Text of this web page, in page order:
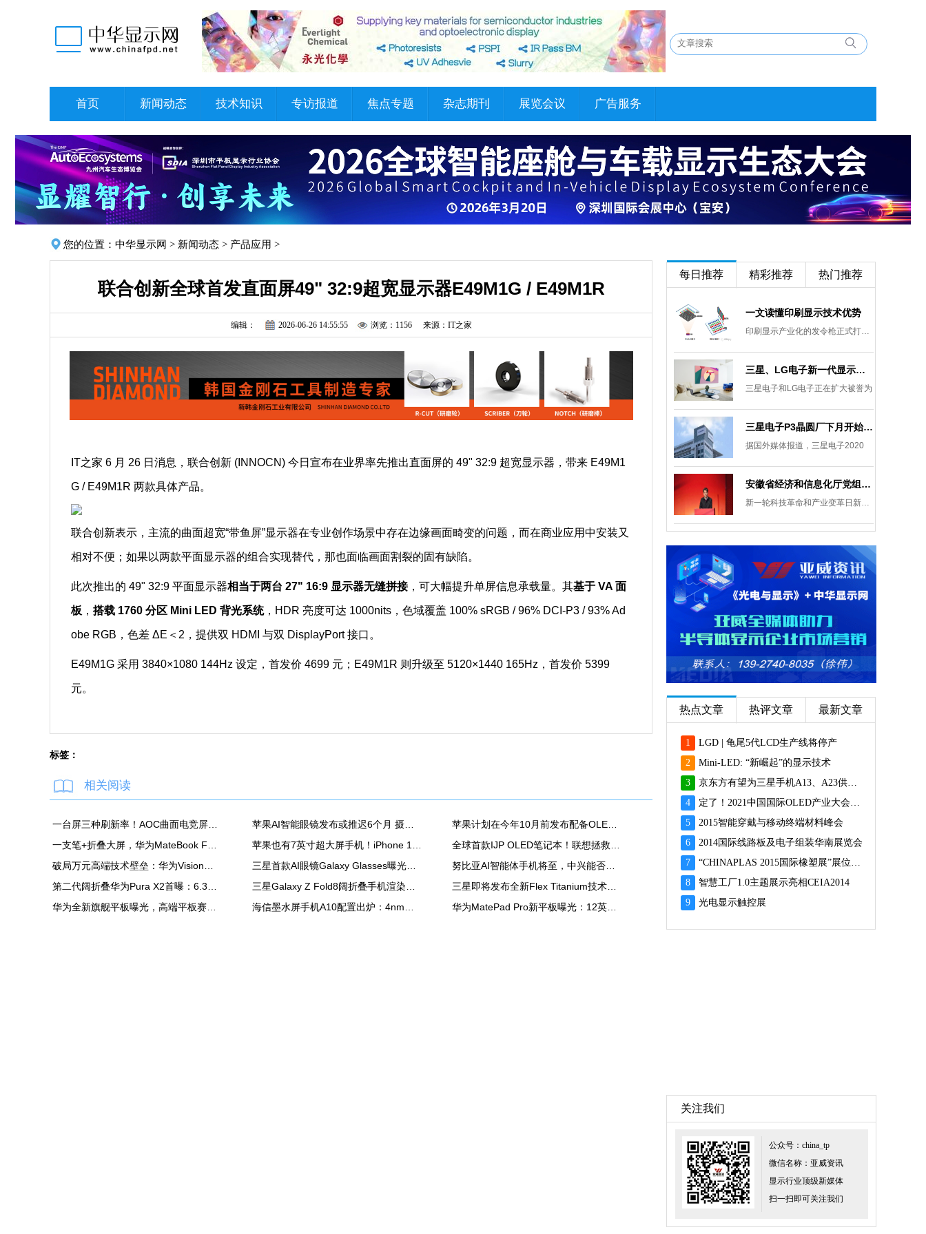
首页 新闻动态 技术知识 专访报道 焦点专题 杂志期刊 展览会议 广告服务
您的位置： 中华显示网 > 新闻动态 > 产品应用 >
联合创新全球首发直面屏49" 32:9超宽显示器E49M1G / E49M1R
编辑： 2026-06-26 14:55:55 浏览：1156 来源：IT之家
IT之家 6 月 26 日消息，联合创新 (INNOCN) 今日宣布在业界率先推出直面屏的 49" 32:9 超宽显示器，带来 E49M1
G / E49M1R 两款具体产品。
联合创新表示，主流的曲面超宽“带鱼屏”显示器在专业创作场景中存在边缘画面畸变的问题，而在商业应用中安装又
相对不便；如果以两款平面显示器的组合实现替代，那也面临画面割裂的固有缺陷。
此次推出的 49" 32:9 平面显示器相当于两台 27" 16:9 显示器无缝拼接，可大幅提升单屏信息承载量。其基于 VA 面
板 ， 搭载 1760 分区 Mini LED 背光系统，HDR 亮度可达 1000nits，色域覆盖 100% sRGB / 96% DCI-P3 / 93% Ad
obe RGB，色差 ΔE＜2，提供双 HDMI 与双 DisplayPort 接口。
E49M1G 采用 3840×1080 144Hz 设定，首发价 4699 元；E49M1R 则升级至 5120×1440 165Hz，首发价 5399
元。
标签：
相关阅读
每日推荐 精彩推荐 热门推荐
一文读懂印刷显示技术优势
印刷显示产业化的发令枪正式打响。
三星、LG电子新一代显示发展目标：集中扩大Micro LED 应用产品线
三星电子和LG电子正在扩大被誉为
三星电子P3晶圆厂下月开始安装设备，计划下半年建成
据国外媒体报道，三星电子2020
安徽省经济和信息化厅党组成员、副厅长柯文斌：掌握显示技术发展主动权 打造新型显示产业制造集群
新一轮科技革命和产业变革日新月异
热点文章 热评文章 最新文章
1
LGD | 龟尾5代LCD生产线将停产
2
Mini-LED: “新崛起”的显示技术
3
京东方有望为三星手机A13、A23供应面板
4
定了！2021中国国际OLED产业大会12月重磅启幕
5
2015智能穿戴与移动终端材料峰会
6
2014国际线路板及电子组装华南展览会
7
“CHINAPLAS 2015国际橡塑展”展位预订火爆 彰显橡塑业乐观前景
8
智慧工厂1.0主题展示亮相CEIA2014
9
光电显示触控展
关注我们
公众号：china_tp
微信名称：亚威资讯
显示行业顶级新媒体
扫一扫即可关注我们